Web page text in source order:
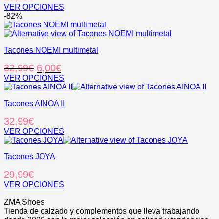
de
producto
Las
opciones
se
pueden
en
página
de
producto
VER OPCIONES
Este
producto
tiene
variantes.
opciones
se
pueden
en
página
de
producto
-82%
Tacones NOEMI multimetal
32,99€ El
precio
original
era:
6,00€El
precio
actual
es:
VER OPCIONES
Este
tiene
variantes.
Las
opciones
pueden
en
la
de
producto
Tacones AINOA II
32,99€
VER OPCIONES
Este
tiene
variantes.
Las
se
pueden
Tacones JOYA
29,99€
VER OPCIONES
producto
tiene
ZMA Shoes
Tienda de calzado y complementos que lleva trabajando